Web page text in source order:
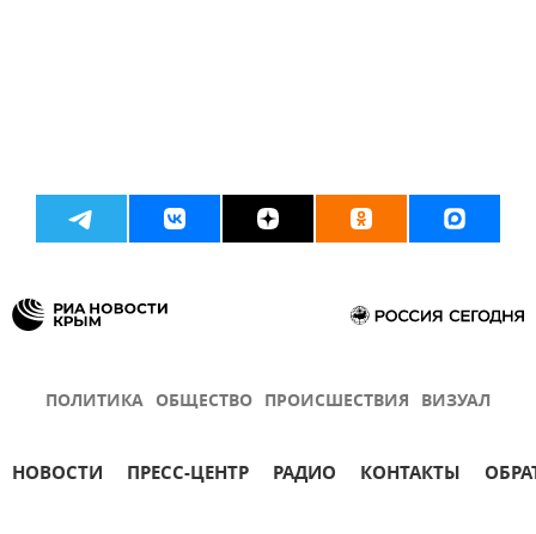
ПОЛИТИКА ОБЩЕСТВО ПРОИСШЕСТВИЯ ВИЗУАЛ
НОВОСТИ ПРЕСС-ЦЕНТР РАДИО КОНТАКТЫ